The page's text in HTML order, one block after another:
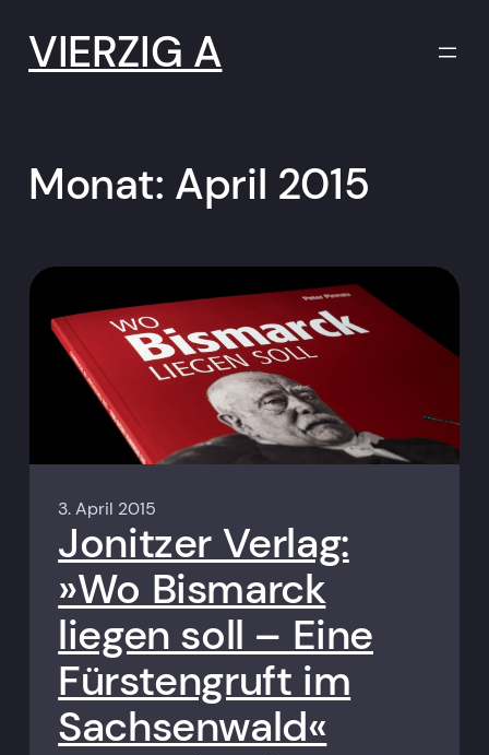
Inhalt
springenVIERZIG A
Monat: April 2015
3. April 2015
Jonitzer Verlag:
»Wo Bismarck
liegen soll – Eine
Fürstengruft im
Sachsenwald«